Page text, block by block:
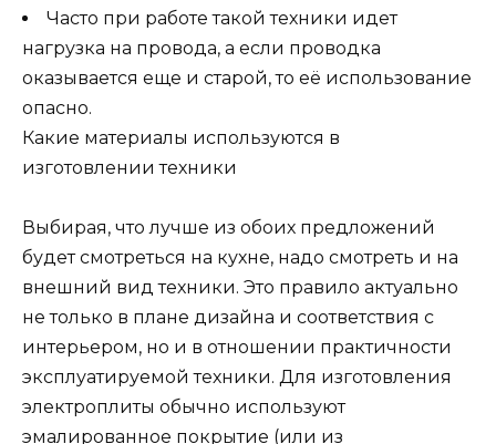
Часто при работе такой техники идет
нагрузка на провода, а если проводка
оказывается еще и старой, то её использование
опасно.
Какие материалы используются в
изготовлении техники
Выбирая, что лучше из обоих предложений
будет смотреться на кухне, надо смотреть и на
внешний вид техники. Это правило актуально
не только в плане дизайна и соответствия с
интерьером, но и в отношении практичности
эксплуатируемой техники. Для изготовления
электроплиты обычно используют
эмалированное покрытие (или из